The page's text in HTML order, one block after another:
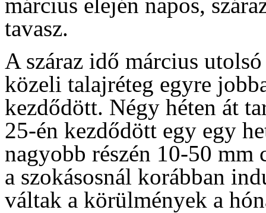
tavasz.
A száraz idő március
közeli talajréteg egyre
kezdődött. Négy héten át
25-én kezdődött egy egy
nagyobb részén 10-50 mm
a szokásosnál korábban
váltak a körülmények a